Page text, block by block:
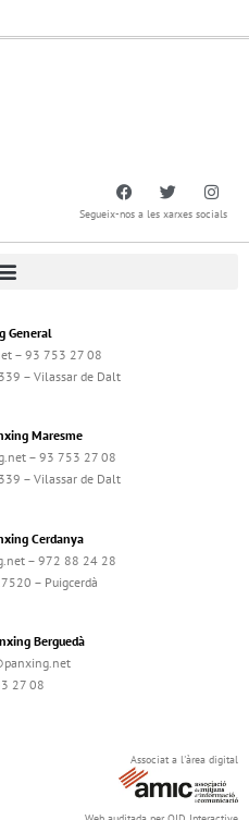
Segueix-nos a les xarxes socials
General
– 93 753 27 08
– Vilassar de Dalt
Maresme
– 93 753 27 08
– Vilassar de Dalt
Cerdanya
– 972 88 24 28
– Puigcerdà
Berguedà
27 08
Associat a l'àrea digital